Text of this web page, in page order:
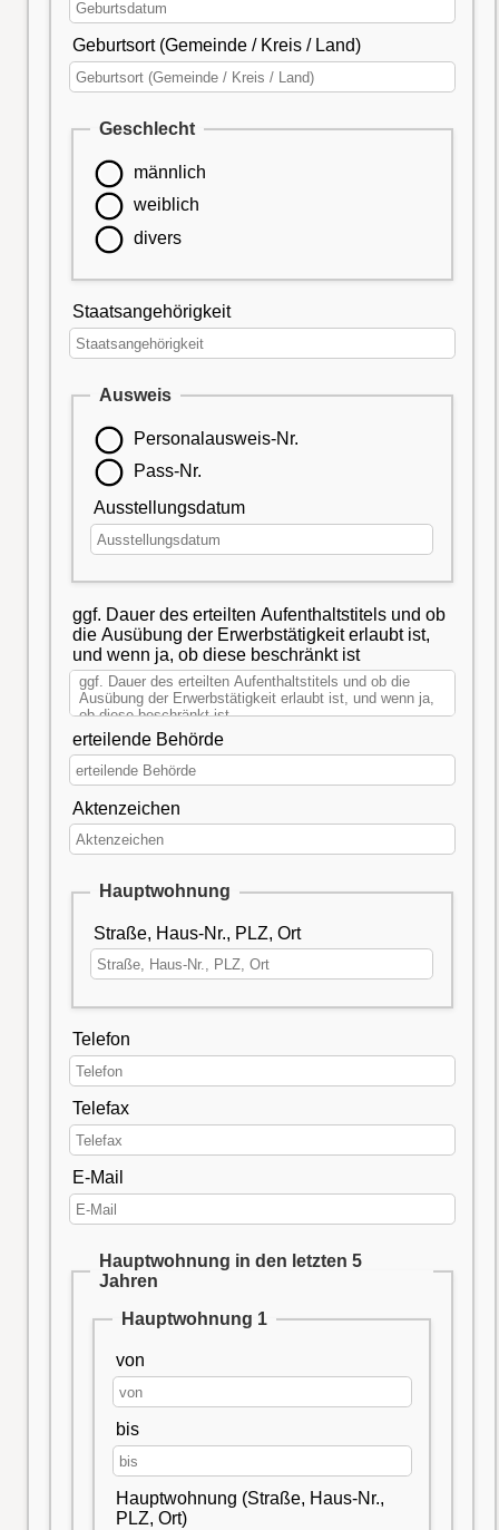
Geburtsort (Gemeinde / Kreis / Land)
Geschlecht
männlich
weiblich
divers
Staatsangehörigkeit
Ausweis
Personalausweis-Nr.
Pass-Nr.
Ausstellungsdatum
ggf. Dauer des erteilten Aufenthaltstitels und ob
die Ausübung der Erwerbstätigkeit erlaubt ist,
und wenn ja, ob diese beschränkt ist
erteilende Behörde
Aktenzeichen
Hauptwohnung
Straße, Haus-Nr., PLZ, Ort
Telefon
Telefax
E-Mail
Hauptwohnung in den letzten 5
Jahren
Hauptwohnung 1
von
bis
Hauptwohnung (Straße, Haus-Nr.,
PLZ, Ort)